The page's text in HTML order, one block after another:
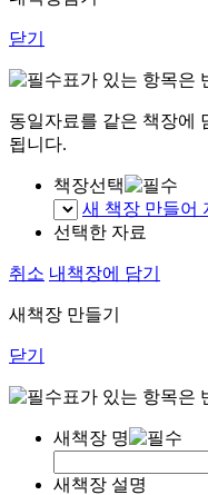
닫기
표가 있는 항목은
동일자료를 같은 책장에
됩니다.
책장선택
새 책장 만들어
선택한 자료
취소 내책장에 담기
새책장 만들기
닫기
표가 있는 항목은
새책장 명
새책장 설명